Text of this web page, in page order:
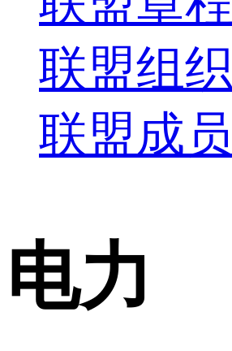
联盟组织
联盟成员
电力